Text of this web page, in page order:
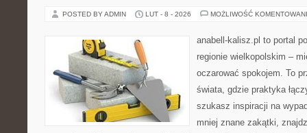
POSTED BY ADMIN LUT - 8 - 2026 MOŻLIWOŚĆ
anabell-kalisz.pl to portal
regionie wielkopolskim –
oczarować spokojem. To
świata, gdzie praktyka
szukasz inspiracji na
mniej znane zakątki,